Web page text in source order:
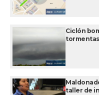
Ciclón
taller de